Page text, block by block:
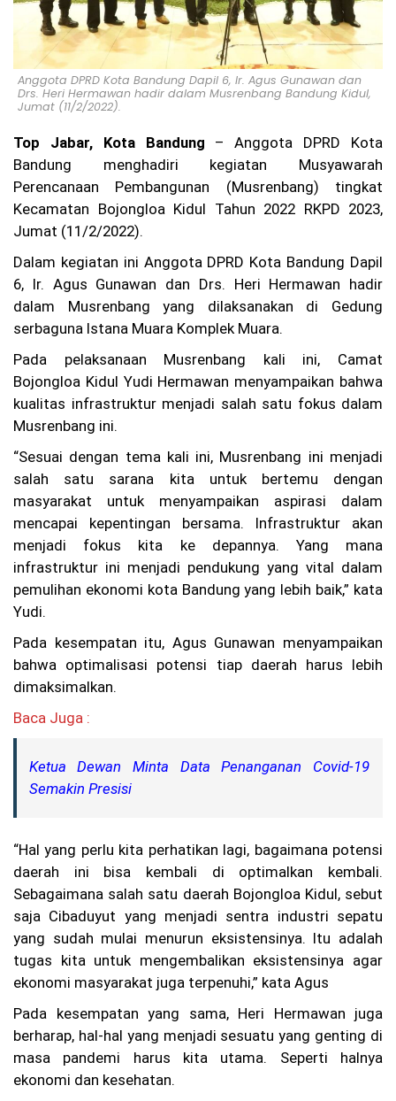
u,
Ka
su
s
Pe
m
bu
n
Ag
Pr
at
a
Ci
an
r
Be
lu
m
Te
ka
p,
Ke
lu
ga
Ta
h
Ke
an
Hu
ku
Ah
m
su
al
D
or
on
Tr
ad
Ag
us
sa
Anggota DPRD Kota Bandung Dapil 6, Ir. Agus Gunawan dan
Drs. Heri Hermawan hadir dalam Musrenbang Bandung Kidul,
Jumat (11/2/2022).
Top Jabar, Kota Bandung – Anggota DPRD Kota
Bandung menghadiri kegiatan Musyawarah
Perencanaan Pembangunan (Musrenbang) tingkat
Kecamatan Bojongloa Kidul Tahun 2022 RKPD 2023,
Jumat (11/2/2022).
Dalam kegiatan ini Anggota DPRD Kota Bandung Dapil
6, Ir. Agus Gunawan dan Drs. Heri Hermawan hadir
dalam Musrenbang yang dilaksanakan di Gedung
serbaguna Istana Muara Komplek Muara.
Pada pelaksanaan Musrenbang kali ini, Camat
Bojongloa Kidul Yudi Hermawan menyampaikan bahwa
kualitas infrastruktur menjadi salah satu fokus dalam
Musrenbang ini.
“Sesuai dengan tema kali ini, Musrenbang ini menjadi
salah satu sarana kita untuk bertemu dengan
masyarakat untuk menyampaikan aspirasi dalam
mencapai kepentingan bersama. Infrastruktur akan
menjadi fokus kita ke depannya. Yang mana
infrastruktur ini menjadi pendukung yang vital dalam
pemulihan ekonomi kota Bandung yang lebih baik,” kata
Yudi.
Pada kesempatan itu, Agus Gunawan menyampaikan
bahwa optimalisasi potensi tiap daerah harus lebih
dimaksimalkan.
Baca Juga :
Ketua Dewan Minta Data Penanganan Covid-19
Semakin Presisi
“Hal yang perlu kita perhatikan lagi, bagaimana potensi
daerah ini bisa kembali di optimalkan kembali.
Sebagaimana salah satu daerah Bojongloa Kidul, sebut
saja Cibaduyut yang menjadi sentra industri sepatu
yang sudah mulai menurun eksistensinya. Itu adalah
tugas kita untuk mengembalikan eksistensinya agar
ekonomi masyarakat juga terpenuhi,” kata Agus
Pada kesempatan yang sama, Heri Hermawan juga
berharap, hal-hal yang menjadi sesuatu yang genting di
masa pandemi harus kita utama. Seperti halnya
ekonomi dan kesehatan.